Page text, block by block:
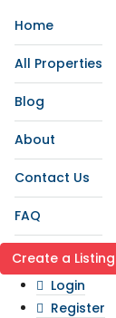
Home
All Properties
Blog
About
Contact Us
FAQ
Create a Listing
Login
Register